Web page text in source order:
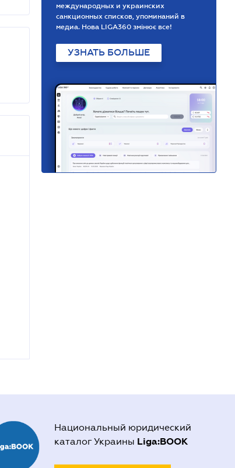
международных и украинских
санкционных списков, упоминаний в
медиа. Нова LIGA360 змінює все!
УЗНАТЬ БОЛЬШЕ
Национальный юридический
каталог Украины Liga:BOOK